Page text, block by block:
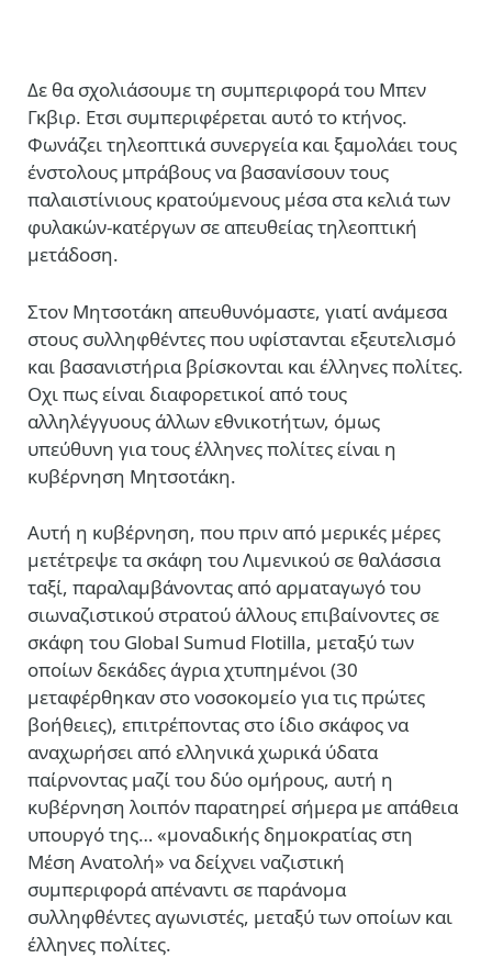
Δε θα σχολιάσουμε τη συμπεριφορά του Μπεν
Γκβιρ. Ετσι συμπεριφέρεται αυτό το κτήνος.
Φωνάζει τηλεοπτικά συνεργεία και ξαμολάει τους
ένστολους μπράβους να βασανίσουν τους
παλαιστίνιους κρατούμενους μέσα στα κελιά των
φυλακών-κατέργων σε απευθείας τηλεοπτική
μετάδοση.
Στον Μητσοτάκη απευθυνόμαστε, γιατί ανάμεσα
στους συλληφθέντες που υφίστανται εξευτελισμό
και βασανιστήρια βρίσκονται και έλληνες πολίτες.
Οχι πως είναι διαφορετικοί από τους
αλληλέγγυους άλλων εθνικοτήτων, όμως
υπεύθυνη για τους έλληνες πολίτες είναι η
κυβέρνηση Μητσοτάκη.
Αυτή η κυβέρνηση, που πριν από μερικές μέρες
μετέτρεψε τα σκάφη του Λιμενικού σε θαλάσσια
ταξί, παραλαμβάνοντας από αρματαγωγό του
σιωναζιστικού στρατού άλλους επιβαίνοντες σε
σκάφη του Global Sumud Flotilla, μεταξύ των
οποίων δεκάδες άγρια χτυπημένοι (30
μεταφέρθηκαν στο νοσοκομείο για τις πρώτες
βοήθειες), επιτρέποντας στο ίδιο σκάφος να
αναχωρήσει από ελληνικά χωρικά ύδατα
παίρνοντας μαζί του δύο ομήρους, αυτή η
κυβέρνηση λοιπόν παρατηρεί σήμερα με απάθεια
υπουργό της… «μοναδικής δημοκρατίας στη
Μέση Ανατολή» να δείχνει ναζιστική
συμπεριφορά απέναντι σε παράνομα
συλληφθέντες αγωνιστές, μεταξύ των οποίων και
έλληνες πολίτες.